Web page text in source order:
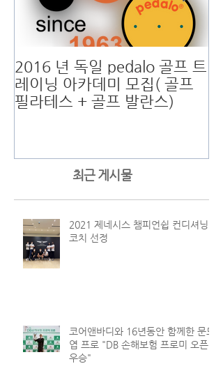
2016 년 독일 pedalo 골프 트
레이닝 아카데미 모집( 골프
필라테스 + 골프 발란스)
최근 게시물
2021 제네시스 챔피언쉽 컨디셔닝
코치 선정
코어앤바디와 16년동안 함께한 문도
엽 프로 "DB 손해보험 프로미 오픈
우승"